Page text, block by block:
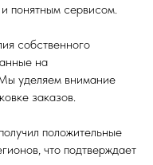
понятным сервисом.
собственного
на
уделяем внимание
заказов.
положительные
что подтверждает